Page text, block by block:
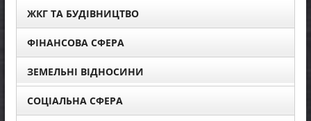
ЖКГ ТА БУДІВНИЦТВО
ФІНАНСОВА СФЕРА
ЗЕМЕЛЬНІ ВІДНОСИНИ
СОЦІАЛЬНА СФЕРА